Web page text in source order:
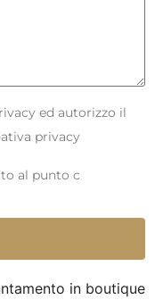
ed autorizzo il
privacy
al punto c
in boutique